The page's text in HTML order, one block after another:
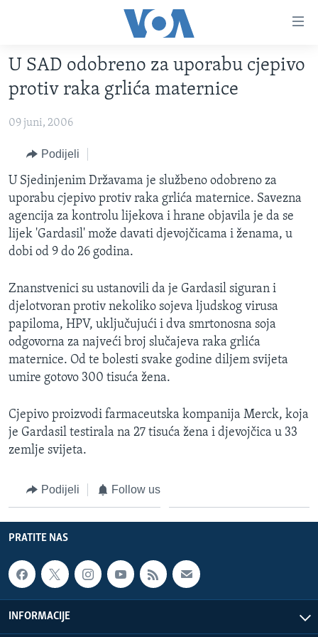
glavni
sadržaj
Pređi
na
navigaciju
Idi
na
pretragu
VIDEO
FOTOGRAFIJE DANA
VIJESTI
SJEDINJENE AMERIČKE DRŽAVE
BOSNA I HERCEGOVINA
SVIJET
NAUKA I TEHNOLOGIJA
SPECIJALNI PROJEKTI
KORUPCIJA
SLOBODA MEDIJA
ŽENSKA STRANA
IZBJEGLIČKA STRANA
MAGAZIN
O GLASU AMERIKE
PRATITE NAS
U SAD odobreno za uporabu cjepivo
protiv raka grlića maternice
09 juni, 2006
Podijeli
U Sjedinjenim Državama je službeno odobreno za
uporabu cjepivo protiv raka grlića maternice. Savezna
agencija za kontrolu lijekova i hrane objavila je da se
lijek 'Gardasil' može davati djevojčicama i ženama, u
dobi od 9 do 26 godina.
Znanstvenici su ustanovili da je Gardasil siguran i
djelotvoran protiv nekoliko sojeva ljudskog virusa
papiloma, HPV, uključujući i dva smrtonosna soja
odgovorna za najveći broj slučajeva raka grlića
maternice. Od te bolesti svake godine diljem svijeta
umire gotovo 300 tisuća žena.
Cjepivo proizvodi farmaceutska kompanija Merck, koja
je Gardasil testirala na 27 tisuća žena i djevojčica u 33
zemlje svijeta.
Podijeli Follow us
PRATITE NAS
INFORMACIJE